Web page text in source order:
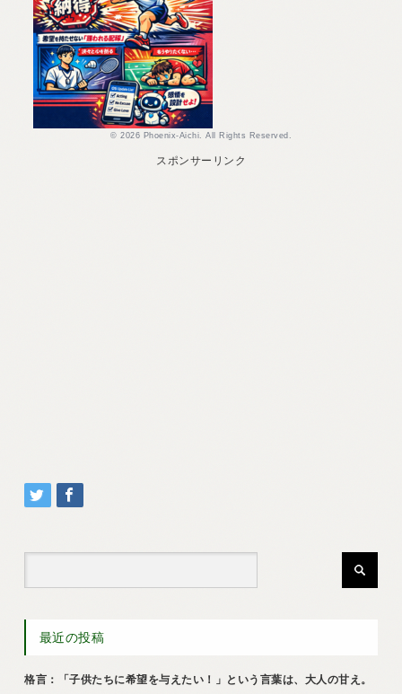
© 2026 Phoenix-Aichi. All Rights Reserved.
スポンサーリンク
最近の投稿
格言：「子供たちに希望を与えたい！」という言葉は、大人の甘え。